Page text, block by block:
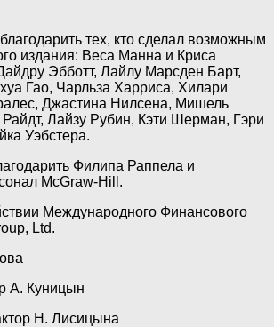
тех, кто сделал возможным
издания: Веса Манна и Криса
Эбботт, Лайлу Марсден Барт,
Гао, Чарльза Харриса, Хилари
Джастина Нилсена, Мишель
Лайзу Рубин, Кэти Шерман, Гэри
Уэбстера.
Филипа Раппела и
McGraw-Hill.
Международного Финансового
Ltd.
А. Куницын
Н. Лисицына